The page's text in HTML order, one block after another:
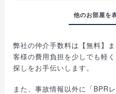
弊社の仲介手数料は【無料】
客様の費用負担を少しでも軽
探しをお手伝いします。
また、事故情報以外に「BPR